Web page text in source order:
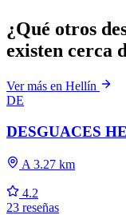
¿Qué otros
existen cerca
Ver más en Hellín
DE
DESGUACES
A 3.27 km
4.2
23 reseñas